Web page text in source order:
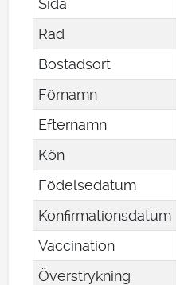
Rad
Bostadsort
Förnamn
Efternamn
Kön
Födelsedatum
Konfirmationsdatum
Vaccination
Överstrykning